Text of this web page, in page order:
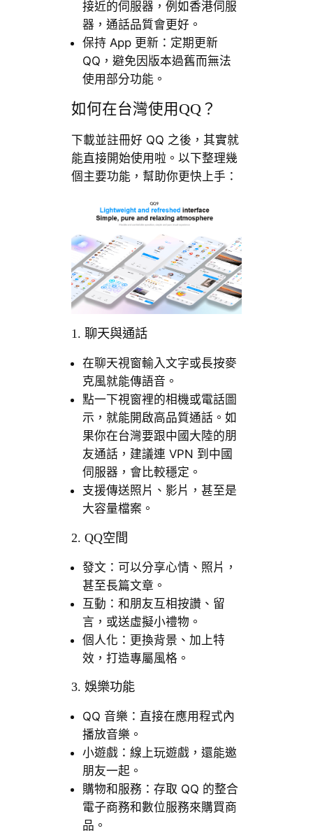
接近的伺服器，例如香港伺服
器，通話品質會更好。
保持 App 更新：定期更新
QQ，避免因版本過舊而無法
使用部分功能。
如何在台灣使用QQ？
下載並註冊好 QQ 之後，其實就
能直接開始使用啦。以下整理幾
個主要功能，幫助你更快上手：
1. 聊天與通話
在聊天視窗輸入文字或長按麥
克風就能傳語音。
點一下視窗裡的相機或電話圖
示，就能開啟高品質通話。如
果你在台灣要跟中國大陸的朋
友通話，建議連 VPN 到中國
伺服器，會比較穩定。
支援傳送照片、影片，甚至是
大容量檔案。
2. QQ空間
發文：可以分享心情、照片，
甚至長篇文章。
互動：和朋友互相按讚、留
言，或送虛擬小禮物。
個人化：更換背景、加上特
效，打造專屬風格。
3. 娛樂功能
QQ 音樂：直接在應用程式內
播放音樂。
小遊戲：線上玩遊戲，還能邀
朋友一起。
購物和服務：存取 QQ 的整合
電子商務和數位服務來購買商
品。